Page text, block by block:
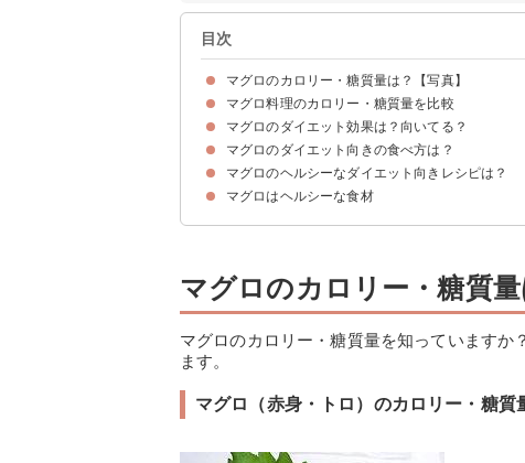
目次
マグロのカロリー・糖質量は？【写真】
マグロ（赤身・トロ）のカロリー・糖質量
マグロのカロリー・糖質量を他の魚類と比較
マグロ料理のカロリー・糖質量を比較
①マグロの刺身
②マグロ寿司・鉄火丼
③マグロの竜田揚げ
マグロのダイエット効果は？向いてる？
①ビタミンB群｜基礎代謝の向上
②DHA・EPA｜悪玉コレステロールを減少
③カリウム｜むくみ解消
マグロのダイエット向きの食べ方は？
①トロより赤身を食べる
②刺身・寿司など生で食べる
マグロのヘルシーなダイエット向きレシピは？
①マグロのユッケ（201kcal）
②マグロの煮つけ（203kcal）
③マグロステーキ（207kcal）
マグロはヘルシーな食材
マグロのカロリー・糖質量
マグロのカロリー・糖質量を知っていますか
ます。
マグロ（赤身・トロ）のカロリー・糖質